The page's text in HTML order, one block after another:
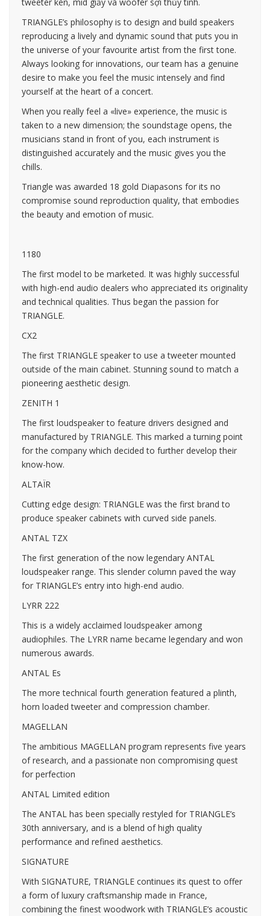
TRIANGLE’s philosophy is to design and build speakers
reproducing a lively and dynamic sound that puts you in
the universe of your favourite artist from the first tone.
Always looking for innovations, our team has a genuine
desire to make you feel the music intensely and find
yourself at the heart of a concert.
When you really feel a «live» experience, the music is
taken to a new dimension; the soundstage opens, the
musicians stand in front of you, each instrument is
distinguished accurately and the music gives you the
chills.
Triangle was awarded 18 gold Diapasons for its no
compromise sound reproduction quality, that embodies
the beauty and emotion of music.
1180
The first model to be marketed. It was highly successful
with high-end audio dealers who appreciated its originality
and technical qualities. Thus began the passion for
TRIANGLE.
CX2
The first TRIANGLE speaker to use a tweeter mounted
outside of the main cabinet. Stunning sound to match a
pioneering aesthetic design.
ZENITH 1
The first loudspeaker to feature drivers designed and
manufactured by TRIANGLE. This marked a turning point
for the company which decided to further develop their
know-how.
ALTAÏR
Cutting edge design: TRIANGLE was the first brand to
produce speaker cabinets with curved side panels.
ANTAL TZX
The first generation of the now legendary ANTAL
loudspeaker range. This slender column paved the way
for TRIANGLE’s entry into high-end audio.
LYRR 222
This is a widely acclaimed loudspeaker among
audiophiles. The LYRR name became legendary and won
numerous awards.
ANTAL Es
The more technical fourth generation featured a plinth,
horn loaded tweeter and compression chamber.
MAGELLAN
The ambitious MAGELLAN program represents five years
of research, and a passionate non compromising quest
for perfection
ANTAL Limited edition
The ANTAL has been specially restyled for TRIANGLE’s
30th anniversary, and is a blend of high quality
performance and refined aesthetics.
SIGNATURE
With SIGNATURE, TRIANGLE continues its quest to offer
a form of luxury craftsmanship made in France,
combining the finest woodwork with TRIANGLE’s acoustic